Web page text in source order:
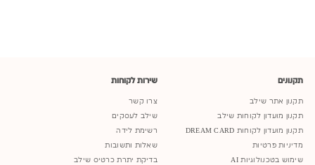
תקנונים
תקנון אתר שילב
תקנון מועדון לקוחות שילב
תקנון מועדון לקוחות DREAM CARD
מדיניות פרטיות
שימוש בטכנולוגיות AI
שירות לקוחות
צרו קשר
שילב לעסקים
רשימת לידה
שאלות ותשובות
בדיקת יתרת כרטיס שילב